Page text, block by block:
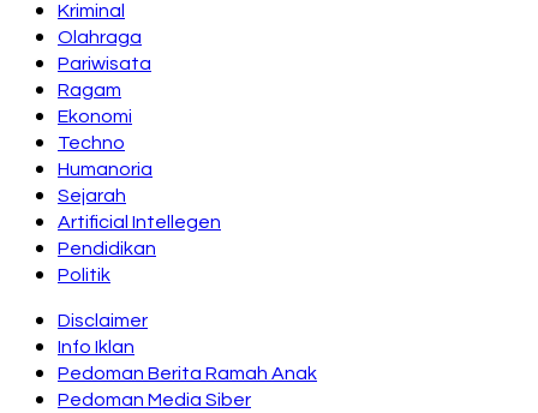
Kriminal
Olahraga
Pariwisata
Ragam
Ekonomi
Techno
Humanoria
Sejarah
Artificial Intellegen
Pendidikan
Politik
Disclaimer
Info Iklan
Pedoman Berita Ramah Anak
Pedoman Media Siber